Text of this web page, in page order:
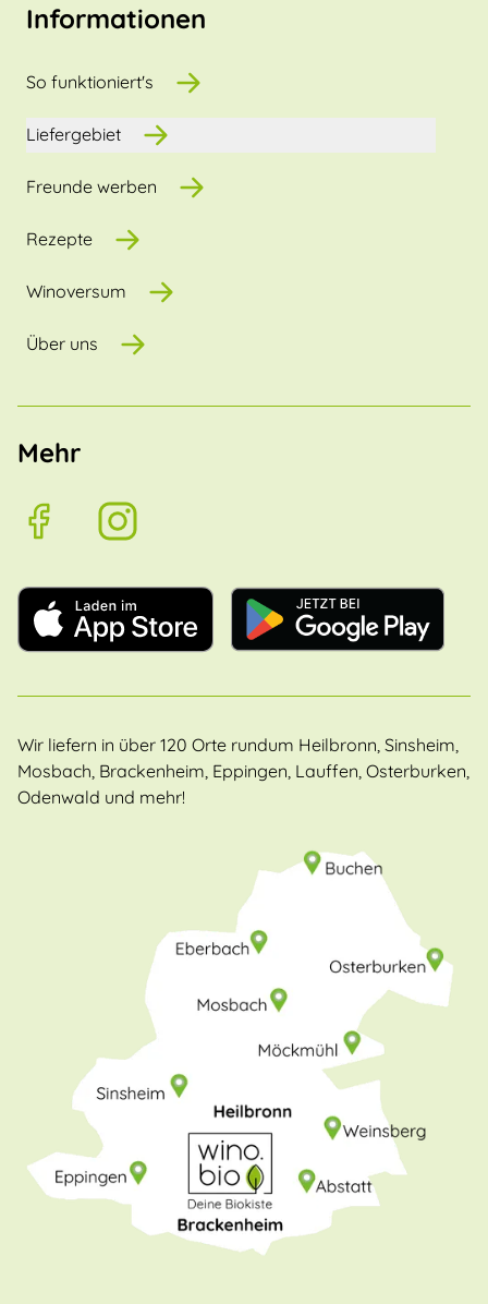
Informationen
So funktioniert's
Liefergebiet
Freunde werben
Rezepte
Winoversum
Über uns
Mehr
Wir liefern in über 120 Orte rundum Heilbronn, Sinsheim,
Mosbach, Brackenheim, Eppingen, Lauffen, Osterburken,
Odenwald und mehr!